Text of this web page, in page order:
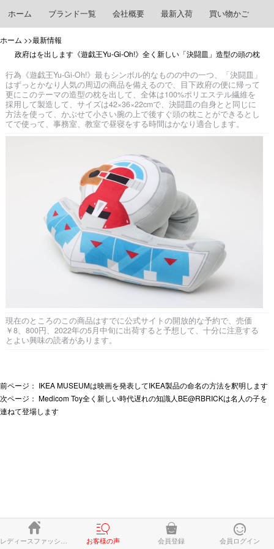
ホーム ブランド一覧 会社概要 最新入荷 買い物かご
ホーム >>最新情報
政府はを出します《遊戯王Yu-Gi-Oh!》全く新しい「決闘皿」造型の頭の枕
行為《遊戯王Yu-Gi-Oh!》最もシンボル的なものの中の一つ、「決闘皿」
はずっとかなり人気の周辺の商品を備えるので、目下政府の便に帰って
更にこのテーマの造型の枕を出して、全体は100%ポリエステル繊維を
採用して製造して、サイズは42×36×22cmで、決闘皿の自身とと同じに
方法を使って、かぶせて小さい腕の上で後すぐ頭の枕ことができるとし
てで使って、事務室、教室で昼寝をする時間はかなり適合します。
現在のところのこの商品はすでに公式サイトの開放的な予約で、売価
￥8、800円、2022年の5月中旬に出荷すると予想して、十分に注意する
とよい興味の読者があります。
前ページ： IKEA MUSEUMは映画を発表してIKEA製品の命名の方法を釈明します
次ページ： Medicom Toy全く新しい時代遅れの知識人BE@RBRICKは名人の子を
連ねて登場します
 
お客様の声

会員登録

会員ログイン